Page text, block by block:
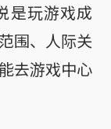
是玩游戏成
围、人际关
去游戏中心